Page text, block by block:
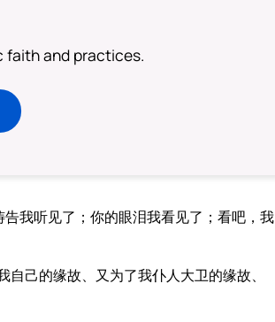
faith and practices.
我听见了；你的眼泪我看见了；看吧，我
己的缘故、又为了我仆人大卫的缘故、